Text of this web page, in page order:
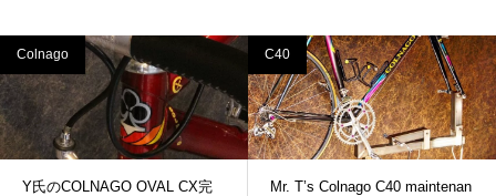
Colnago
Y氏のCOLNAGO OVAL CX完
C40
Mr. T’s Colnago C40 maintenan